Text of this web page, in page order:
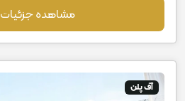
مشاهده جزئیات
آف پلن